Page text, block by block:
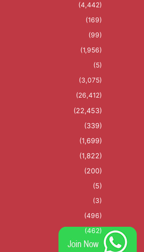
(4,442)
(169)
(99)
(1,956)
(5)
(3,075)
(26,412)
(22,453)
(339)
(1,699)
(1,822)
(200)
(5)
(3)
(496)
(462)